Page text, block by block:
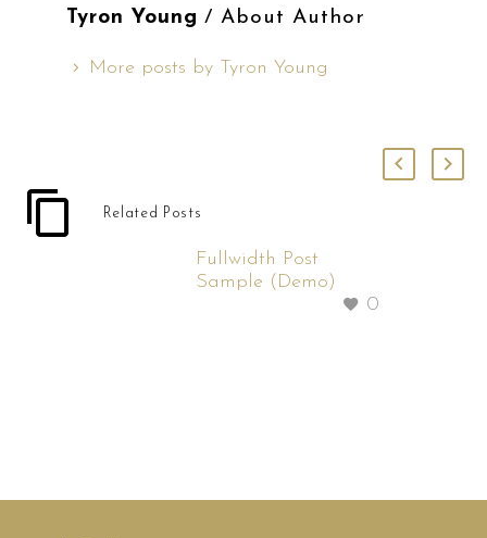
Tyron Young/ About Author
More posts by Tyron Young
Related Posts
Fullwidth Post
Sample (Demo)
0